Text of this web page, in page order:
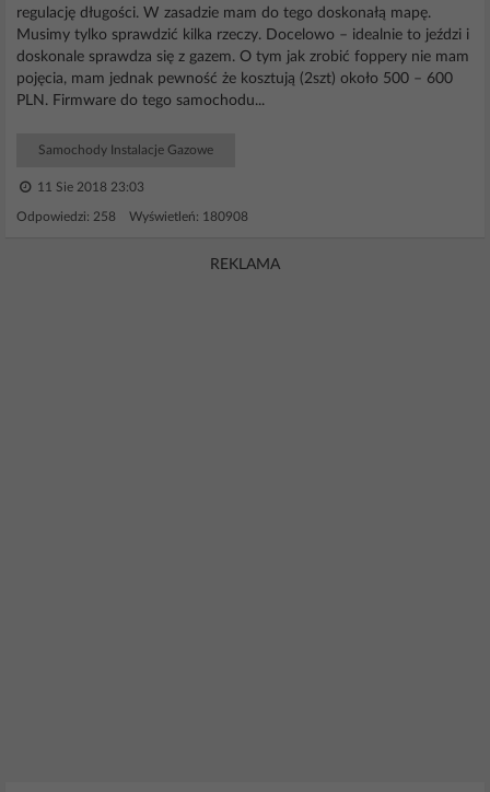
regulację długości. W zasadzie mam do tego doskonałą mapę.
Musimy tylko sprawdzić kilka rzeczy. Docelowo – idealnie to jeździ i
doskonale sprawdza się z gazem. O tym jak zrobić foppery nie mam
pojęcia, mam jednak pewność że kosztują (2szt) około 500 – 600
PLN. Firmware do tego samochodu...
Samochody Instalacje Gazowe
11 Sie 2018 23:03
Odpowiedzi: 258 Wyświetleń: 180908
REKLAMA